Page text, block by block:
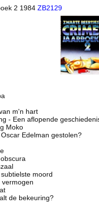
2 1984 ZB2129
m'n hart
- Een aflopende
Moko
Edelman gestolen?
moord
vermogen
de bekeuring?